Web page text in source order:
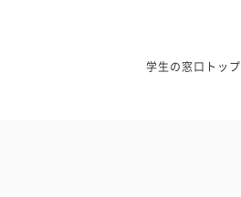
学生の窓口トップ